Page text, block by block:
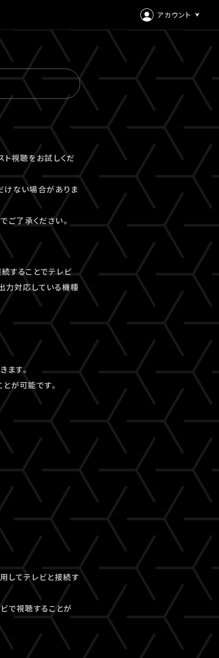
アカウント
ログイン
会員登録
ト視聴をお試しくだ
けない場合がありま
了承ください。
することでテレビ
力対応している機種
ます。
が可能です。
してテレビと接続す
で視聴することが